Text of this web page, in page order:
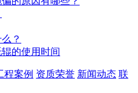
？
的使用时间
程案例 资质荣誉 新闻动态 联